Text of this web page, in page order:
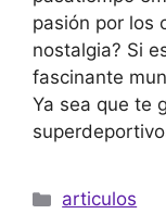
pasión por los
nostalgia? Si
fascinante
Ya sea que te
Categorías
articulos